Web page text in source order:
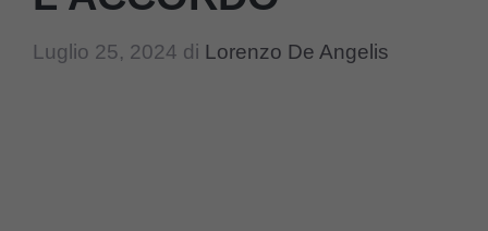
Luglio 25, 2024 di Lorenzo De Angelis